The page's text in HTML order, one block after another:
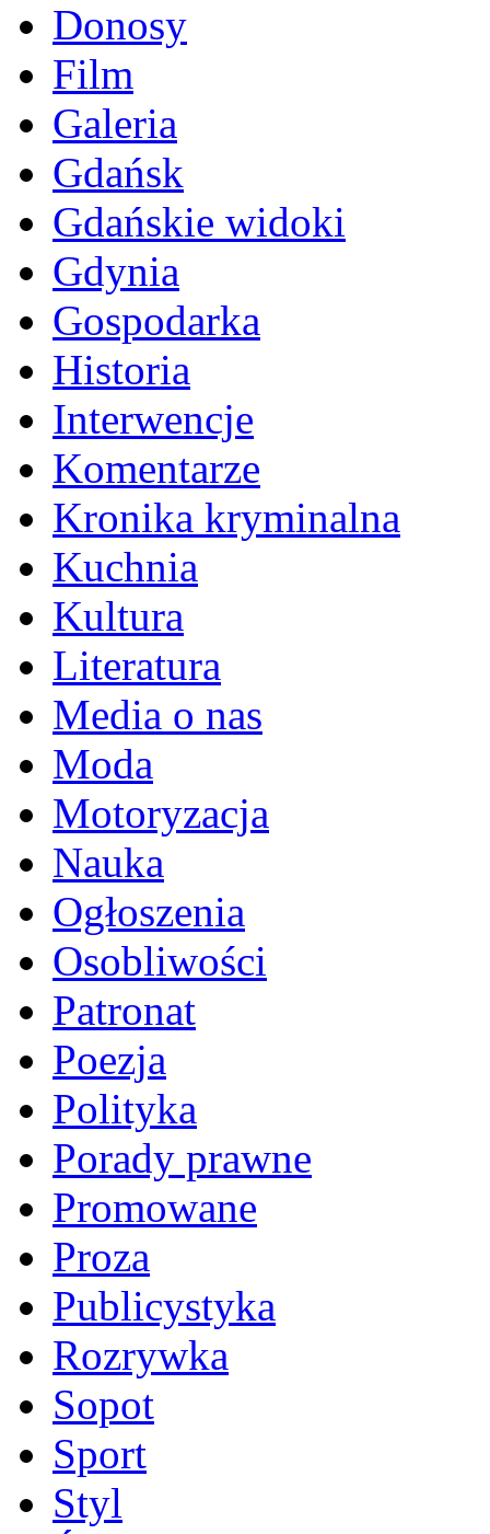
Donosy
Film
Galeria
Gdańsk
Gdańskie widoki
Gdynia
Gospodarka
Historia
Interwencje
Komentarze
Kronika kryminalna
Kuchnia
Kultura
Literatura
Media o nas
Moda
Motoryzacja
Nauka
Ogłoszenia
Osobliwości
Patronat
Poezja
Polityka
Porady prawne
Promowane
Proza
Publicystyka
Rozrywka
Sopot
Sport
Styl